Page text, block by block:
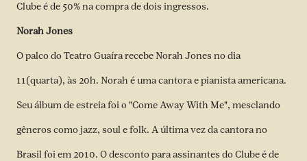
Clube é de 50% na compra de dois ingressos.
Norah Jones
O palco do Teatro Guaíra recebe Norah Jones no dia
11(quarta), às 20h. Norah é uma cantora e pianista americana.
Seu álbum de estreia foi o "Come Away With Me", mesclando
gêneros como jazz, soul e folk. A última vez da cantora no
Brasil foi em 2010. O desconto para assinantes do Clube é de